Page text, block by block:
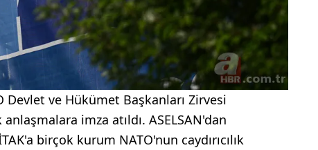
Devlet ve Hükümet Başkanları Zirvesi
imza atıldı. ASELSAN'dan
birçok kurum NATO'nun caydırıcılık